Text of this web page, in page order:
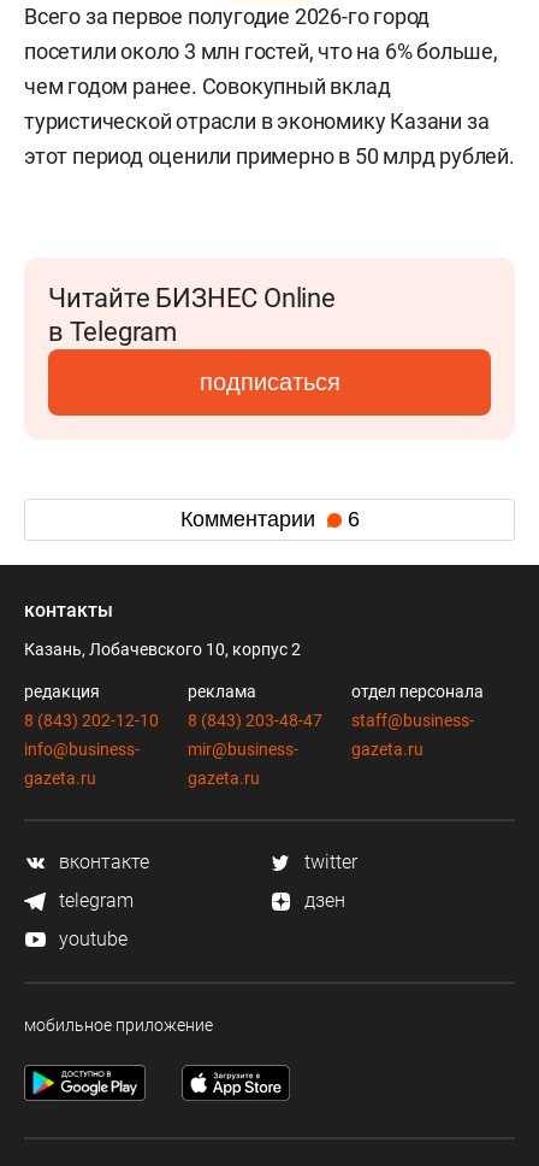
Всего за первое полугодие 2026-го город
посетили около 3 млн гостей, что на 6% больше,
чем годом ранее. Совокупный вклад
туристической отрасли в экономику Казани за
этот период оценили примерно в 50 млрд рублей.
Читайте БИЗНЕС Online
в Telegram
подписаться
Комментарии 6
контакты
Казань, Лобачевского 10, корпус 2
редакция
8 (843) 202-12-10
info@business-
gazeta.ru
реклама
8 (843) 203-48-47
mir@business-
gazeta.ru
отдел персонала
staff@business-
gazeta.ru
вконтакте
twitter
telegram
дзен
youtube
мобильное приложение